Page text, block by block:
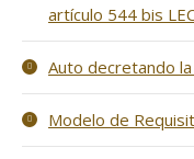
artículo 544 bis
Auto decretando
Modelo de